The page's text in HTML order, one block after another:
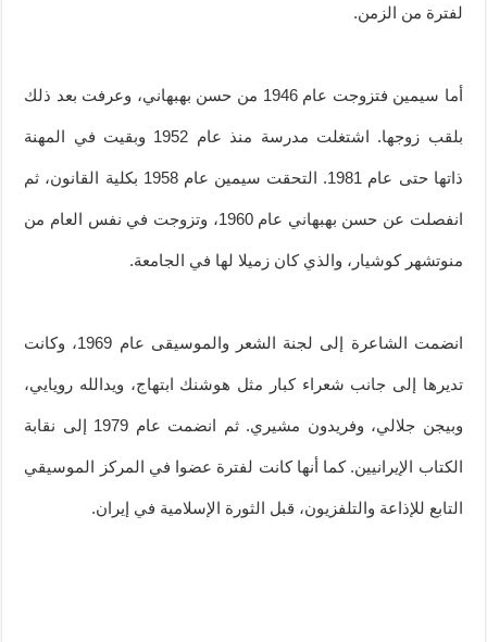
لفترة من الزمن.
أما سيمين فتزوجت عام 1946 من حسن بهبهاني، وعرفت بعد ذلك
بلقب زوجها. اشتغلت مدرسة منذ عام 1952 وبقيت في المهنة
ذاتها حتى عام 1981. التحقت سيمين عام 1958 بكلية القانون، ثم
انفصلت عن حسن بهبهاني عام 1960، وتزوجت في نفس العام من
منوتشهر كوشيار، والذي كان زميلا لها في الجامعة.
انضمت الشاعرة إلى لجنة الشعر والموسيقى عام 1969، وكانت
تديرها إلى جانب شعراء كبار مثل هوشنك ابتهاج، ويدالله رويايي،
وبيجن جلالي، وفريدون مشيري. ثم انضمت عام 1979 إلى نقابة
الكتاب الإيرانيين. كما أنها كانت لفترة عضوا في المركز الموسيقي
التابع للإذاعة والتلفزيون، قبل الثورة الإسلامية في إيران.